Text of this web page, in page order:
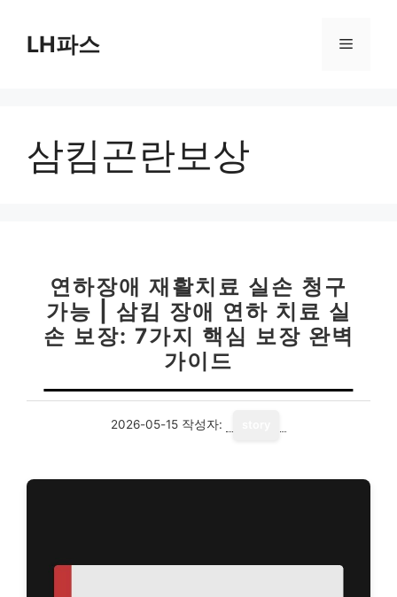
LH파스 메
삼킴곤란보상
연하장애 재활치료 실손 청구
가능 | 삼킴 장애 연하 치료 실
손 보장: 7가지 핵심 보장 완벽
가이드
2026-05-15 작성자: